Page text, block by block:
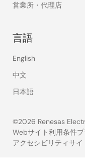
営業所・代理店
言語
English
中文
日本語
©2026 Renesas
Legal
Webサイト利用条件
アクセシビリティサイ